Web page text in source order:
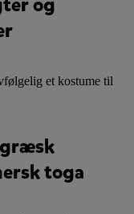
et kostume til
toga